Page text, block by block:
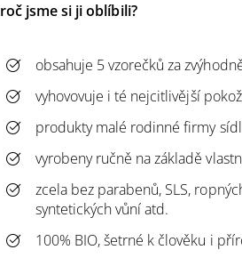
jsme si ji oblíbili?
obsahuje 5 vzorečků za
vyhovovuje i té nejcitlivější
produkty malé rodinné firmy
vyrobeny ručně na základě
zcela bez parabenů, SLS,
syntetických vůní atd.
100% BIO, šetrné k člověku i